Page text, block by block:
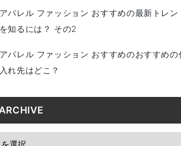
パレル ファッション おすすめの最新トレン
知るには？ その2
パレル ファッション おすすめのおすすめの
れ先はどこ？